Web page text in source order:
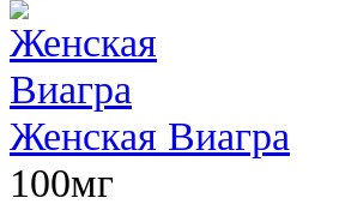
Женская Виагра
100мг